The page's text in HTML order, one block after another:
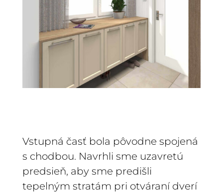
Vstupná časť bola pôvodne spojená
s chodbou. Navrhli sme uzavretú
predsieň, aby sme predišli
tepelným stratám pri otváraní dverí